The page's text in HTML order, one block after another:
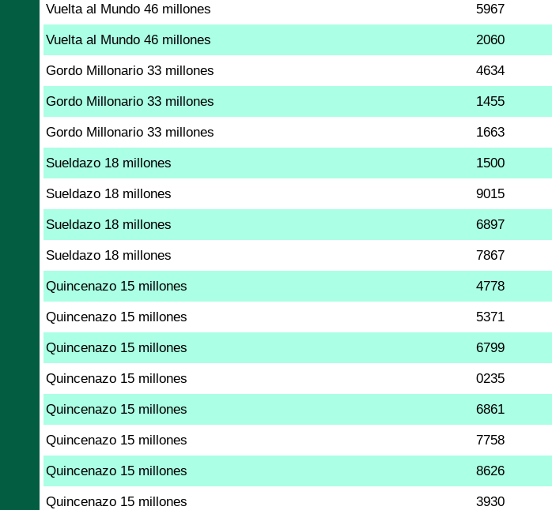
Vuelta al Mundo 46 millones 5967
Vuelta al Mundo 46 millones 2060
Gordo Millonario 33 millones 4634
Gordo Millonario 33 millones 1455
Gordo Millonario 33 millones 1663
Sueldazo 18 millones 1500
Sueldazo 18 millones 9015
Sueldazo 18 millones 6897
Sueldazo 18 millones 7867
Quincenazo 15 millones 4778
Quincenazo 15 millones 5371
Quincenazo 15 millones 6799
Quincenazo 15 millones 0235
Quincenazo 15 millones 6861
Quincenazo 15 millones 7758
Quincenazo 15 millones 8626
Quincenazo 15 millones 3930